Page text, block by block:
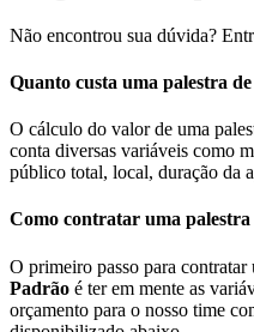
Não encontrou sua dúvida?
Quanto custa uma palestra
O cálculo do valor de uma
conta diversas variáveis como
público total, local, duração da
Como contratar uma
O primeiro passo para contratar
Padrão é ter em mente as
orçamento para o nosso time